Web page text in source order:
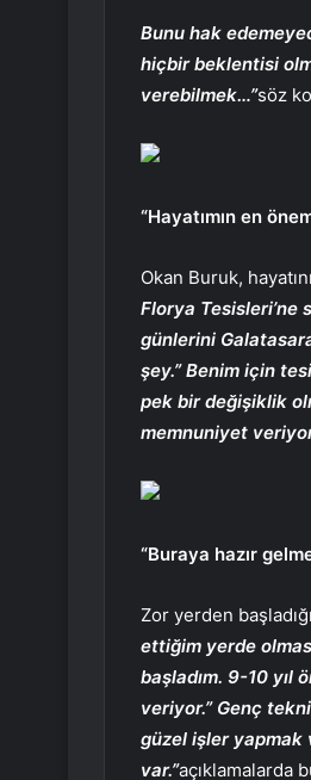
Bunu hak
hiçbir beklentisi
verebilmek…”söz
“Hayatımın en
Okan Buruk,
Florya Tesisleri’ne
günlerini
şey.” Benim için
pek bir değişiklik
memnuniyet
“Buraya hazır
Zor yerden
ettiğim yerde
başladım. 9-10 yıl
veriyor.” Genç
güzel işler yapmak
var.”açıklamalarda